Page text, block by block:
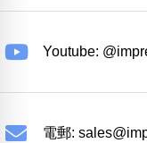
Youtube:
電郵: